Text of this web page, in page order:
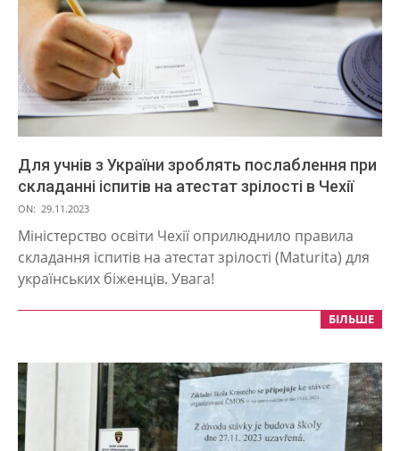
Для учнів з України зроблять послаблення при
складанні іспитів на атестат зрілості в Чехії
2023-
11-
ON: 29.11.2023
Міністерство освіти Чехії оприлюднило правила
складання іспитів на атестат зрілості (Maturita) для
українських біженців. Увага!
БІЛЬШЕ